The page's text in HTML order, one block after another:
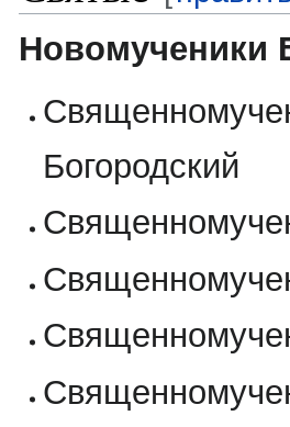
Новомученики
Богородский